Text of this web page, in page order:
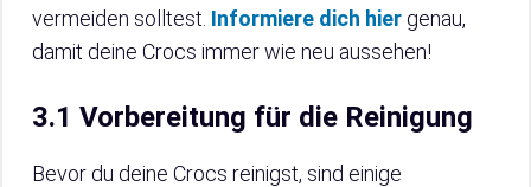
vermeiden solltest. Informiere dich hier genau,
damit deine Crocs immer wie neu aussehen!
3.1 Vorbereitung für die Reinigung
Bevor du deine Crocs reinigst, sind einige